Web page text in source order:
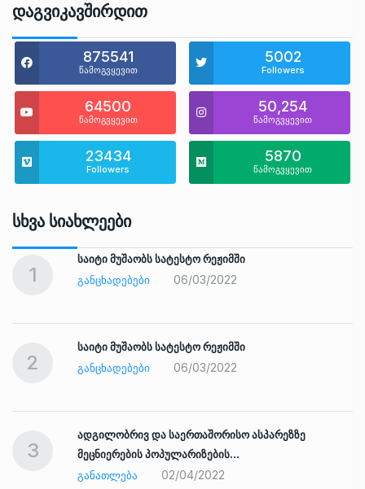
Დაგვიკავშირდით
875541
წამოგვყევით
5002
Followers
64500
წამოგვყევით
50,254
წამოგვყევით
23434
Followers
5870
წამოგვყევით
Სხვა Სიახლეები
1
საიტი მუშაობს სატესტო რეჟიმში
ᲒᲐᲜᲪᲮᲐᲓᲔᲑᲔᲑᲘ
06/03/2022
2
საიტი მუშაობს სატესტო რეჟიმში
ᲒᲐᲜᲪᲮᲐᲓᲔᲑᲔᲑᲘ
06/03/2022
3
ადგილობრივ და საერთაშორისო ასპარეზზე
მეცნიერების პოპულარიზების…
ᲒᲐᲜᲐᲗᲚᲔᲑᲐ
02/04/2022